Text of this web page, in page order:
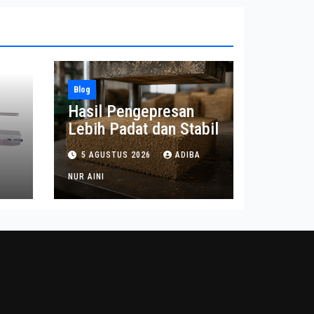
Blog
Hasil Pengepresan
Lebih Padat dan Stabil
5 AGUSTUS 2026 ADIBA
NUR AINI